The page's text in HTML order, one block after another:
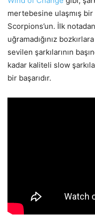
mertebesine ulaşmış bir
Scorpions’un. İlk
uğramadığınız
sevilen şarkılarının
kadar kaliteli slow
bir başarıdır.